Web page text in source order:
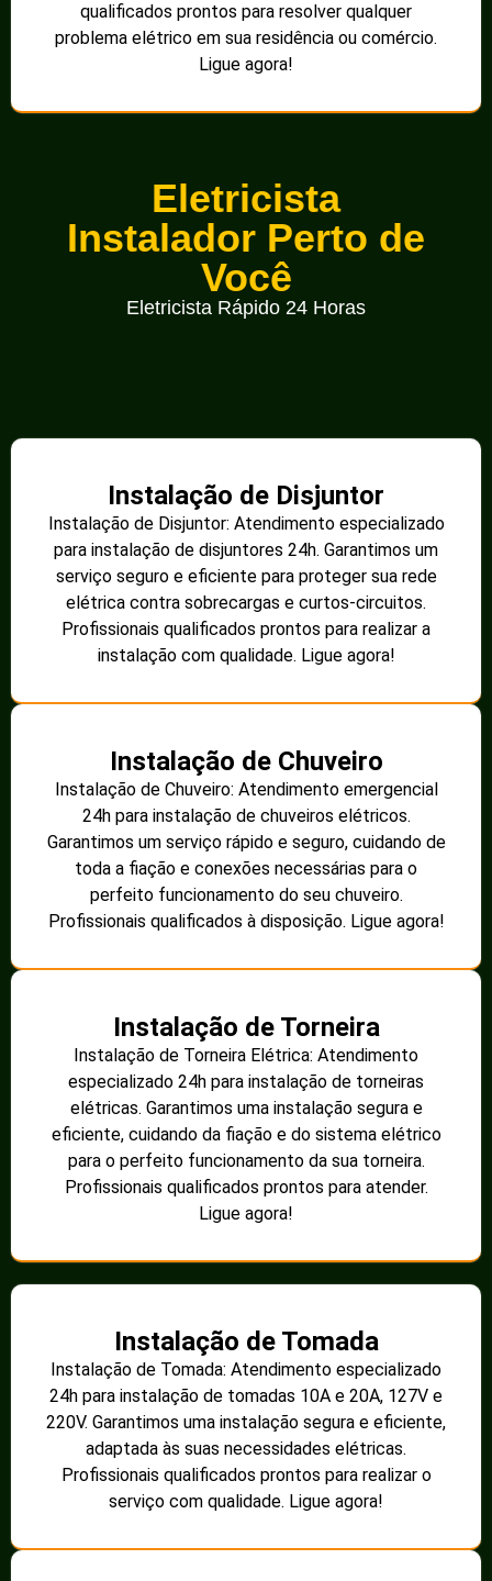
qualificados prontos para resolver qualquer
problema elétrico em sua residência ou comércio.
Ligue agora!
Eletricista
Instalador Perto de
Você
Eletricista Rápido 24 Horas
Instalação de Disjuntor
Instalação de Disjuntor: Atendimento especializado
para instalação de disjuntores 24h. Garantimos um
serviço seguro e eficiente para proteger sua rede
elétrica contra sobrecargas e curtos-circuitos.
Profissionais qualificados prontos para realizar a
instalação com qualidade. Ligue agora!
Instalação de Chuveiro
Instalação de Chuveiro: Atendimento emergencial
24h para instalação de chuveiros elétricos.
Garantimos um serviço rápido e seguro, cuidando de
toda a fiação e conexões necessárias para o
perfeito funcionamento do seu chuveiro.
Profissionais qualificados à disposição. Ligue agora!
Instalação de Torneira
Instalação de Torneira Elétrica: Atendimento
especializado 24h para instalação de torneiras
elétricas. Garantimos uma instalação segura e
eficiente, cuidando da fiação e do sistema elétrico
para o perfeito funcionamento da sua torneira.
Profissionais qualificados prontos para atender.
Ligue agora!
Instalação de Tomada
Instalação de Tomada: Atendimento especializado
24h para instalação de tomadas 10A e 20A, 127V e
220V. Garantimos uma instalação segura e eficiente,
adaptada às suas necessidades elétricas.
Profissionais qualificados prontos para realizar o
serviço com qualidade. Ligue agora!